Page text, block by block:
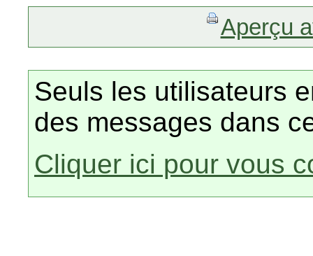
Aperçu
Seuls les utilisateurs
des messages dans
Cliquer ici pour vous